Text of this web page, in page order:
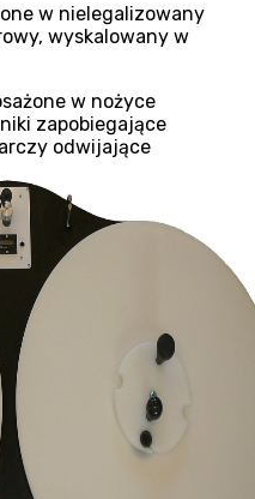
w nielegalizowany
wyskalowany w
w nożyce
zapobiegające
odwijające